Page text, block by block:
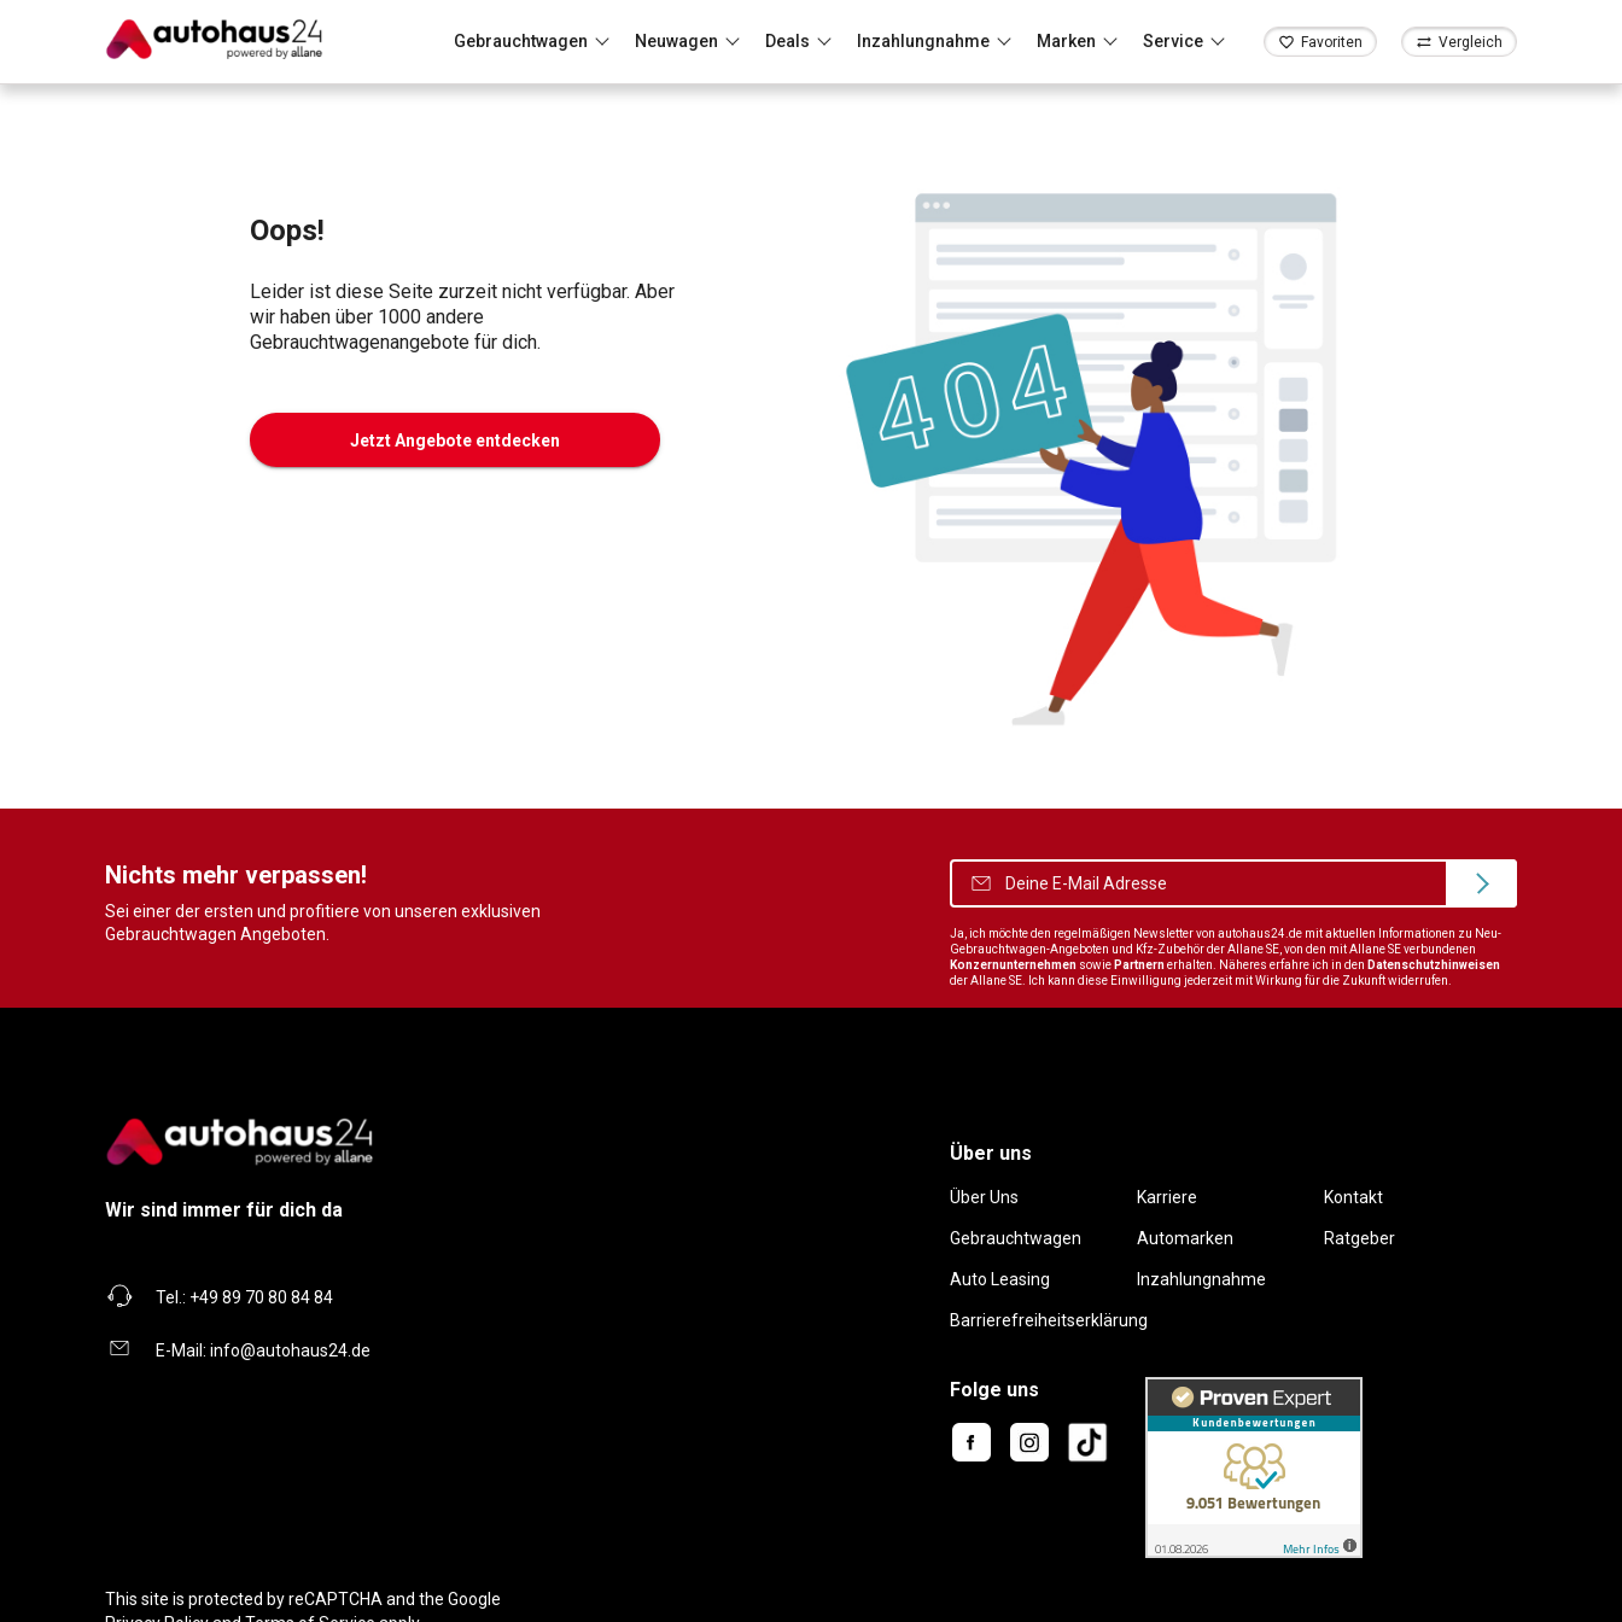
Gebrauchtwagen Neuwagen Deals Inzahlungnahme Marken Service Favoriten Vergleich
Oops!
Leider ist diese Seite zurzeit nicht verfügbar. Aber
wir haben über 1000 andere
Gebrauchtwagenangebote für dich.
Jetzt Angebote entdecken
Nichts mehr verpassen!
Sei einer der ersten und profitiere von unseren exklusiven
Gebrauchtwagen Angeboten.
Ja, ich möchte den regelmäßigen Newsletter von autohaus24.de mit aktuellen Informationen zu Neu-
Gebrauchtwagen-Angeboten und Kfz-Zubehör der Allane SE, von den mit Allane SE verbundenen
Konzernunternehmen sowie Partnernerhalten. Näheres erfahre ich in den Datenschutzhinweisen
der Allane SE. Ich kann diese Einwilligung jederzeit mit Wirkung für die Zukunft widerrufen.
Wir sind immer für dich da
Tel.: +49 89 70 80 84 84
E-Mail: info@autohaus24.de
Über uns
Über Uns Karriere Kontakt
Gebrauchtwagen Automarken Ratgeber
Auto Leasing Inzahlungnahme
Barrierefreiheitserklärung
Folge uns
This site is protected by reCAPTCHA and the Google